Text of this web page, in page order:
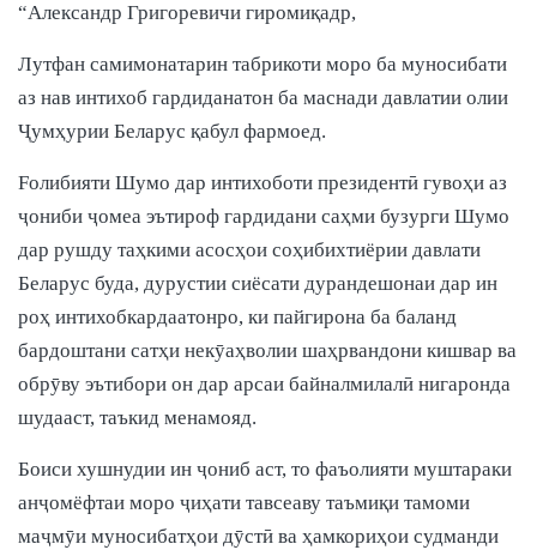
“Александр Григоревичи гиромиқадр,
Лутфан самимонатарин табрикоти моро ба муносибати
аз нав интихоб гардиданатон ба маснади давлатии олии
Ҷумҳурии Беларус қабул фармоед.
Fолибияти Шумо дар интихоботи президентӣ гувоҳи аз
ҷониби ҷомеа эътироф гардидани саҳми бузурги Шумо
дар рушду таҳкими асосҳои соҳибихтиёрии давлати
Беларус буда, дурустии сиёсати дурандешонаи дар ин
роҳ интихобкардаатонро, ки пайгирона ба баланд
бардоштани сатҳи некӯаҳволии шаҳрвандони кишвар ва
обрӯву эътибори он дар арсаи байналмилалӣ нигаронда
шудааст, таъкид менамояд.
Боиси хушнудии ин ҷониб аст, то фаъолияти муштараки
анҷомёфтаи моро ҷиҳати тавсеаву таъмиқи тамоми
маҷмӯи муносибатҳои дӯстӣ ва ҳамкориҳои судманди